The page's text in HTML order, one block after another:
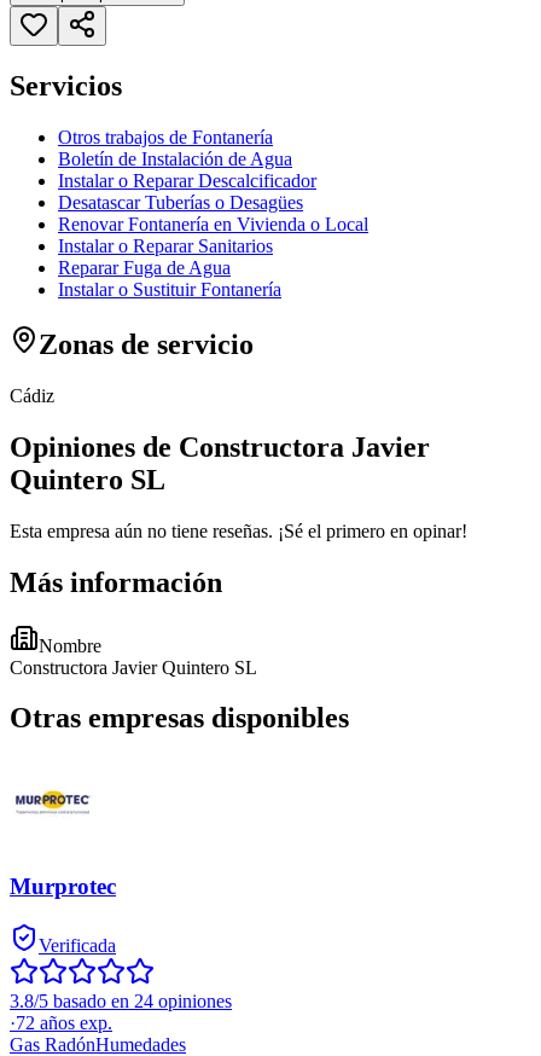
Servicios
Otros trabajos de Fontanería
Boletín de Instalación de Agua
Instalar o Reparar Descalcificador
Desatascar Tuberías o Desagües
Renovar Fontanería en Vivienda o Local
Instalar o Reparar Sanitarios
Reparar Fuga de Agua
Instalar o Sustituir Fontanería
Zonas de servicio
Cádiz
Opiniones de Constructora Javier
Quintero SL
Esta empresa aún no tiene reseñas. ¡Sé el primero en opinar!
Más información
Nombre
Constructora Javier Quintero SL
Otras empresas disponibles
Murprotec
Verificada
3.8/5 basado en 24 opiniones
·72 años exp.
Gas RadónHumedades